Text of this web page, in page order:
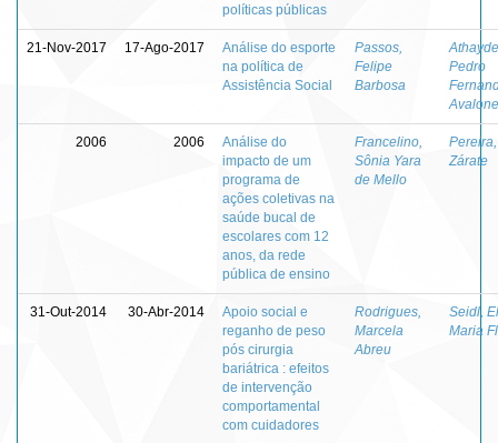
políticas públicas
21-Nov-2017 17-Ago-2017
Análise do esporte
na política de
Assistência Social
Passos,
Felipe
Barbosa
Pedro
Avalone
2006 2006
Análise do
impacto de um
programa de
ações coletivas na
saúde bucal de
escolares com 12
anos, da rede
pública de ensino
Francelino,
Sônia Yara
de Mello
Zárate
31-Out-2014 30-Abr-2014
Apoio social e
reganho de peso
pós cirurgia
bariátrica : efeitos
de intervenção
comportamental
com cuidadores
Rodrigues,
Marcela
Abreu
Seidl,
Maria